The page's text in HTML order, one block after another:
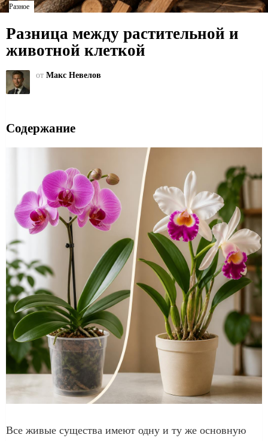
Разное
Разница между растительной и
животной клеткой
от Макс Невелов
Содержание
Все живые существа имеют одну и ту же основную